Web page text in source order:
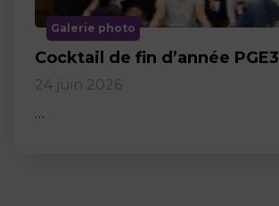
Galerie photo
Cocktail de fin d’année PGE3
24 juin 2026
…